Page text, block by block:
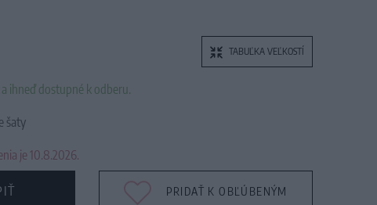
TABUĽKA VEĽKOSTÍ
ihneď dostupné k odberu.
šaty
je 10.8.2026.
PRIDAŤ K OBĽÚBENÝM